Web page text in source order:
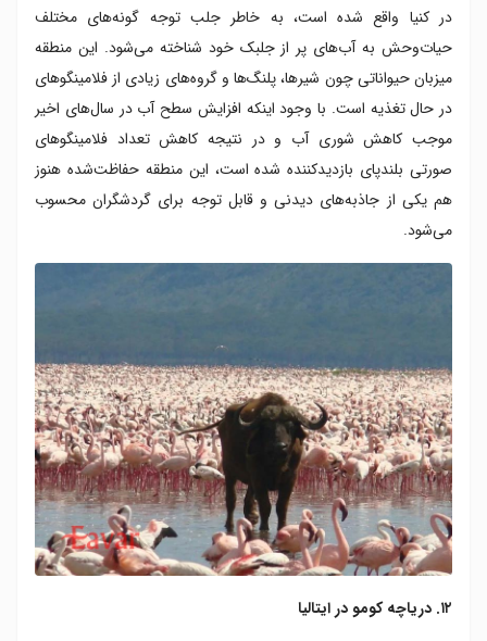
در کنیا واقع شده است، به خاطر جلب توجه گونه‌های مختلف
حیات‌وحش به آب‌های پر از جلبک خود شناخته می‌شود. این منطقه
میزبان حیواناتی چون شیرها، پلنگ‌ها و گروه‌های زیادی از فلامینگوهای
در حال تغذیه است. با وجود اینکه افزایش سطح آب در سال‌های اخیر
موجب کاهش شوری آب و در نتیجه کاهش تعداد فلامینگوهای
صورتی بلندپای بازدیدکننده شده است، این منطقه حفاظت‌شده هنوز
هم یکی از جاذبه‌های دیدنی و قابل توجه برای گردشگران محسوب
می‌شود.
۱۲. دریاچه کومو در ایتالیا